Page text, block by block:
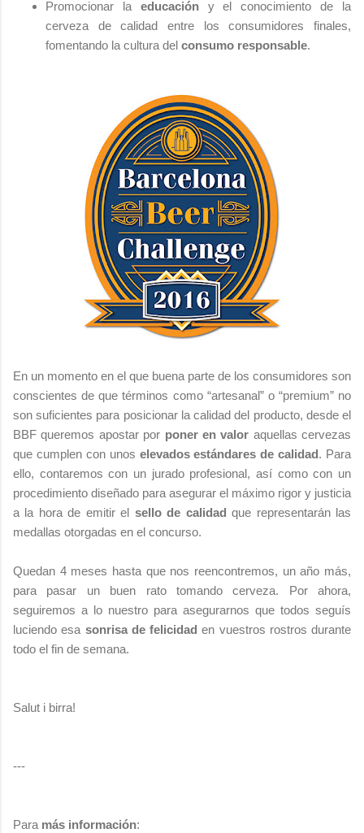
Promocionar la educacióny el conocimiento de la
cerveza de calidad entre los consumidores finales,
fomentando la cultura del consumo responsable.
En un momento en el que buena parte de los consumidores son
conscientes de que términos como “artesanal” o “premium” no
son suficientes para posicionar la calidad del producto, desde el
BBF queremos apostar por poner en valor aquellas cervezas
que cumplen con unos elevados estándares de calidad. Para
ello, contaremos con un jurado profesional, así como con un
procedimiento diseñado para asegurar el máximo rigor y justicia
a la hora de emitir el sello de calidadque representarán las
medallas otorgadas en el concurso.
Quedan 4 meses hasta que nos reencontremos, un año más,
para pasar un buen rato tomando cerveza. Por ahora,
seguiremos a lo nuestro para asegurarnos que todos seguís
luciendo esa sonrisa de felicidaden vuestros rostros durante
todo el fin de semana.
Salut i birra!
---
Para más información: